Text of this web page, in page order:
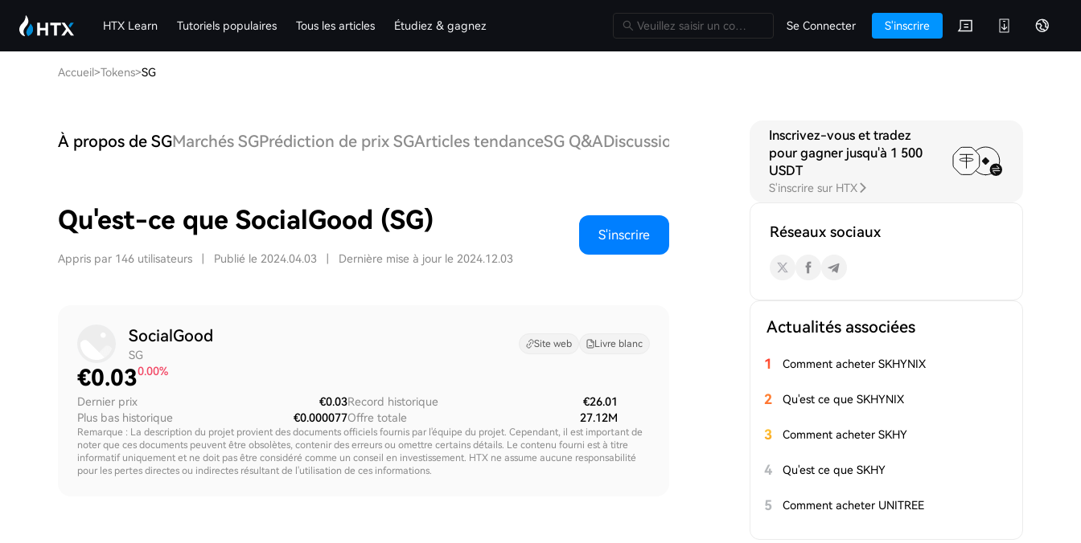
HTX Learn Tutoriels populaires Tous les articles Étudiez & gagnez Se Connecter S'inscrire
Accueil>Tokens>SG
À propos de SGMarchés SGPrédiction de prix SGArticles tendanceSG Q&ADiscussions
Qu'est-ce que SocialGood (SG)
Appris par 146 utilisateurs Publié le 2024.04.03 Dernière mise à jour le 2024.12.03
S'inscrire
SocialGood
SG
Site web Livre blanc
€0.030.00%
Dernier prix
€0.03
Plus bas historique
€0.000077
Record historique
€26.01
Offre totale
27.12M
Remarque : La description du projet provient des documents officiels fournis par l'équipe du projet. Cependant, il est important de
noter que ces documents peuvent être obsolètes, contenir des erreurs ou omettre certains détails. Le contenu fourni est à titre
informatif uniquement et ne doit pas être considéré comme un conseil en investissement. HTX ne assume aucune responsabilité
pour les pertes directes ou indirectes résultant de l'utilisation de ces informations.
Inscrivez-vous et tradez
pour gagner jusqu'à 1 500
USDT
S'inscrire sur HTX
Réseaux sociaux
Actualités associées
1 Comment acheter SKHYNIX
2 Qu'est ce que SKHYNIX
3 Comment acheter SKHY
4 Qu'est ce que SKHY
5 Comment acheter UNITREE